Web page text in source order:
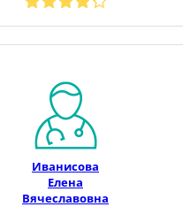
Иванисова
Елена
Вячеславовна